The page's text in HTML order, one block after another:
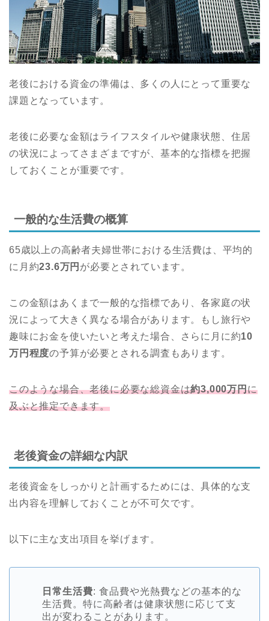
老後における資金の準備は、多くの人にとって重要な
課題となっています。
老後に必要な金額はライフスタイルや健康状態、住居
の状況によってさまざまですが、基本的な指標を把握
しておくことが重要です。
一般的な生活費の概算
65歳以上の高齢者夫婦世帯における生活費は、平均的
に月約23.6万円 が必要とされています。
この金額はあくまで一般的な指標であり、各家庭の状
況によって大きく異なる場合があります。もし旅行や
趣味にお金を使いたいと考えた場合、さらに月に約10
万円程度の予算が必要とされる調査もあります。
このような場合、老後に必要な総資金は約3,000万円に
及ぶと推定できます。
老後資金の詳細な内訳
老後資金をしっかりと計画するためには、具体的な支
出内容を理解しておくことが不可欠です。
以下に主な支出項目を挙げます。
日常生活費: 食品費や光熱費などの基本的な
生活費。特に高齢者は健康状態に応じて支
出が変わることがあります。